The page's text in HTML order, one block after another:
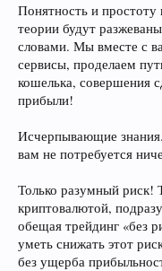
Понятность и простоту
теории будут
словами. Мы вместе с
сервисы, проделаем
кошелька, совершения
прибыли!
Исчерпывающие
вам не потребуется
Только разумный риск!
криптовалютой,
обещая трейдинг «без
уметь снижать этот
без ущерба